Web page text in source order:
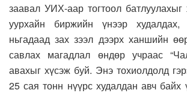
заавал УИХ-аар тогтоол
уурхайн биржийн үнээр худалдах,
ньгадаад зах зээл дээрх ханшийн
савлах магадлал өндөр учраас
авахыг хүсэж буй. Энэ тохиолдолд
25 сая тонн нүүрс худалдан авч байх